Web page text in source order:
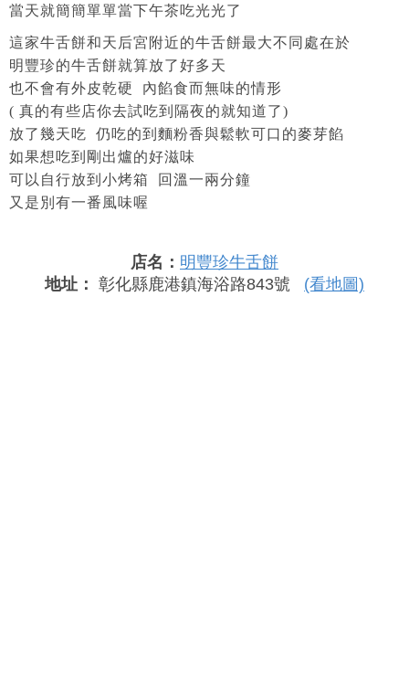
當天就簡簡單單當下午茶吃光光了
這家牛舌餅和天后宮附近的牛舌餅最大不同處在於
明豐珍的牛舌餅就算放了好多天
也不會有外皮乾硬 內餡食而無味的情形
( 真的有些店你去試吃到隔夜的就知道了)
放了幾天吃 仍吃的到麵粉香與鬆軟可口的麥芽餡
如果想吃到剛出爐的好滋味
可以自行放到小烤箱 回溫一兩分鐘
又是別有一番風味喔
店名： 明豐珍牛舌餅
地址： 彰化縣鹿港鎮海浴路843號 (看地圖)